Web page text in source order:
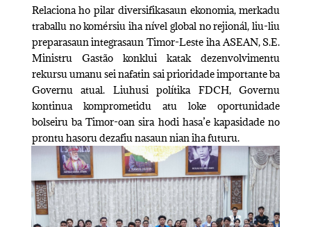
Relaciona ho pilar diversifikasaun ekonomia, merkadu
traballu no komérsiu iha nível global no rejionál, liu-liu
preparasaun integrasaun Timor-Leste iha ASEAN, S.E.
Ministru Gastão konklui katak dezenvolvimentu
rekursu umanu sei nafatin sai prioridade importante ba
Governu atual. Liuhusi polítika FDCH, Governu
kontinua komprometidu atu loke oportunidade
bolseiru ba Timor-oan sira hodi hasa’e kapasidade no
prontu hasoru dezafiu nasaun nian iha futuru.